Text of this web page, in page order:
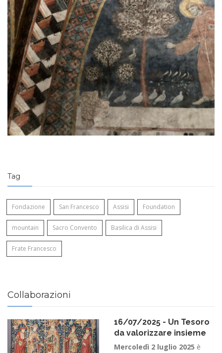
Tag
Fondazione San Francesco Assisi Foundation
mountain Sacro Convento Basilica di Assisi
Frate Francesco
Collaborazioni
16/07/2025 - Un Tesoro
da valorizzare insieme
Mercoledì 2 luglio 2025 è